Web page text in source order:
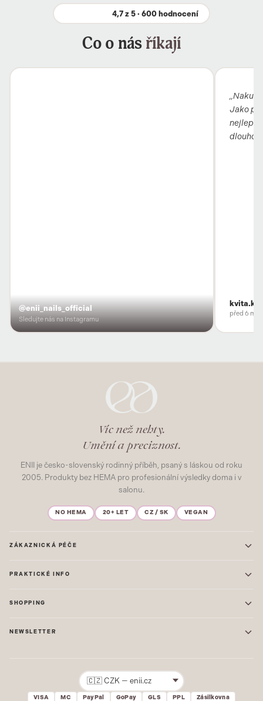
4,7 z 5 · 600 hodnocení
Co o násříkají
@enii_nails_official
Sledujte nás na Instagramu
Jako
nejlepší
dlouho,
před 6
Víc než nehty.
Umění a preciznost.
ENII je česko-slovenský rodinný příběh, psaný s láskou od roku
2005. Produkty bez HEMA pro profesionální výsledky doma i v
salonu.
NO HEMA 20+ LET CZ / SK VEGAN
ZÁKAZNICKÁ PÉČE
Časté dotazy
Mapa stránek
PRAKTICKÉ INFO
Prodejna: Uherské Hradiště
Ochrana osobních údajů
SHOPPING
GEL LAKY
NEWSLETTER
VISA MC PayPal GoPay GLS PPL Zásilkovna